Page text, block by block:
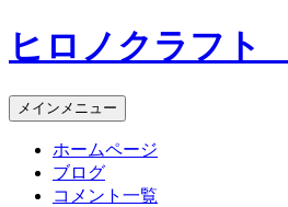
コ
ン
ン
ツ
ヒロノクラフ
メインメニュー
ホームページ
ブログ
コメント一覧